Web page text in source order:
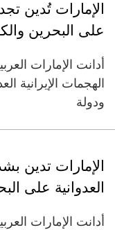
الإمارات تُدين
على البحرين
أدانت الإمارات
الهجمات الإيرانية
ودولة
الإمارات تدين
العدوانية على
أدانت الإمارات